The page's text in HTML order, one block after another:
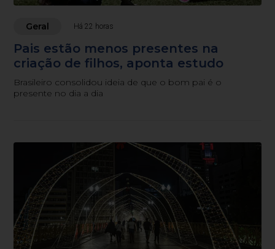
Geral Há 22 horas
Pais estão menos presentes na
criação de filhos, aponta estudo
Brasileiro consolidou ideia de que o bom pai é o
presente no dia a dia